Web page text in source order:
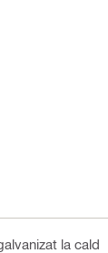
la cald